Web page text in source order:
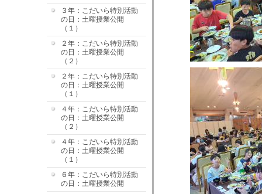
３年：こだいら特別活動
の日：土曜授業公開
（１）
２年：こだいら特別活動
の日：土曜授業公開
（２）
２年：こだいら特別活動
の日：土曜授業公開
（１）
４年：こだいら特別活動
の日：土曜授業公開
（２）
４年：こだいら特別活動
の日：土曜授業公開
（１）
６年：こだいら特別活動
の日：土曜授業公開